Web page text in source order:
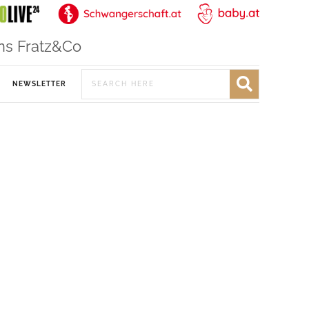
Fratz&Co
NEWSLETTER